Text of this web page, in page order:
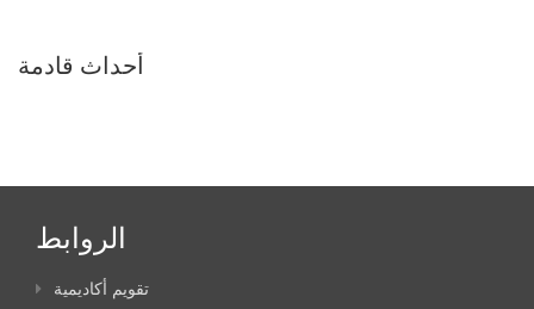
أحداث قادمة
الروابط
تقويم أكاديمية